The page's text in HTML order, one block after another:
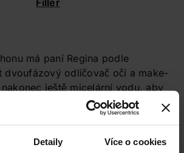
Detaily Více o cookies
Filler
má paní Regina podle
dvoufázový odličovač očí a make-
ještě micelární vodu, aby
pleť
od všech nečistot. V dalším
zpevňující oční krém, sérum